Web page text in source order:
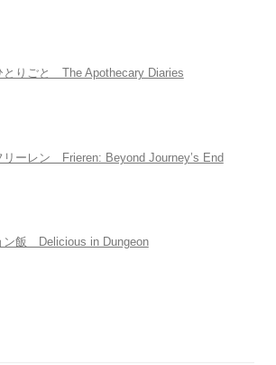
とりごと The Apothecary Diaries
リーレン Frieren: Beyond Journey’s End
ン飯 Delicious in Dungeon